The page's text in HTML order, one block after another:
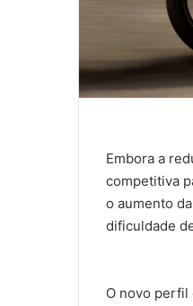
Embora a
competitiva
o aumento
dificuldade
O novo perfil